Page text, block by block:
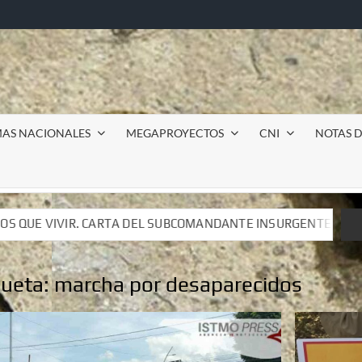
NACIONALES MEGAPROYECTOS CNI NOTAS
INSURGENTE MOISÉS A LUIS DE TAVIRA
INSURGENTE MOISÉS A LUIS DE TAVIRA
marcha por desaparecidos